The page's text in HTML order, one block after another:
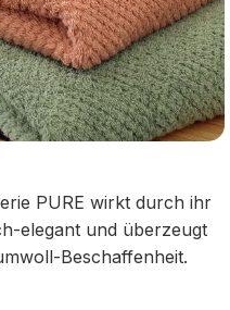
PURE wirkt durch ihr
elegant und überzeugt
Beschaffenheit.